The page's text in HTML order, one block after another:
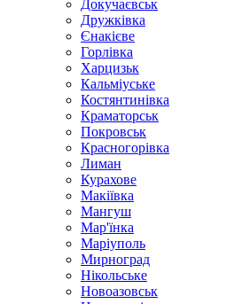
Докучаєвськ
Дружківка
Єнакієве
Горлівка
Харцизьк
Кальміуське
Костянтинівка
Краматорськ
Покровськ
Красногорівка
Лиман
Курахове
Макіївка
Мангуш
Мар'їнка
Маріуполь
Мирноград
Нікольське
Новоазовськ